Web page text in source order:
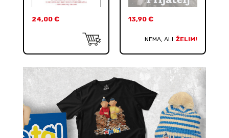
24,00 € 13,90 €
NEMA, ALI ŽELIM!